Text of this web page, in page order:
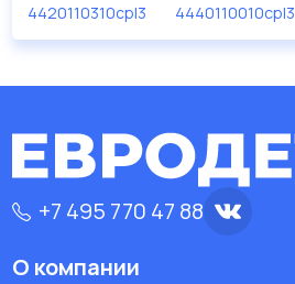
4420110310cpl3
4440110010cpl3
+7 495 770 47 88
О компании